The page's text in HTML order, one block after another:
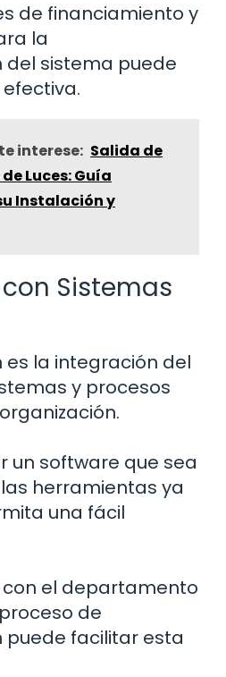
de financiamiento y
la
sistema puede
interese: Salida de
Luces: Guía
Instalación y
Sistemas
la integración del
y procesos
un software que sea
herramientas ya
una fácil
el departamento
de
facilitar esta